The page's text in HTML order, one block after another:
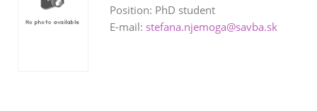
Position: PhD student
E-mail: stefana.njemoga@savba.sk